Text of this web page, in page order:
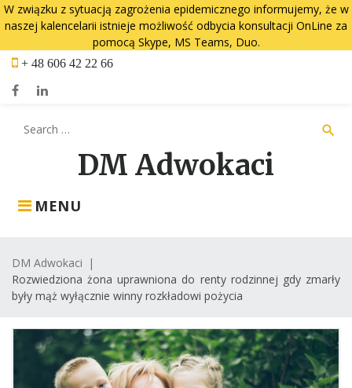
W związku z sytuacją zagrożenia epidemicznego informujemy, że w
naszej kalencelarii istnieje możliwość odbycia konsultacji OnLine za
pomocą Skype, MS Teams, Duo.
Skip
content
+ 48 606 42 22 66
DM Adwokaci
MENU
Search
search
DM Adwokaci
|
Rozwiedziona żona uprawniona do renty rodzinnej gdy zmarły
były mąż wyłącznie winny rozkładowi pożycia